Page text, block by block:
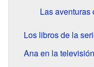
Las
Los libros de la
Ana en la